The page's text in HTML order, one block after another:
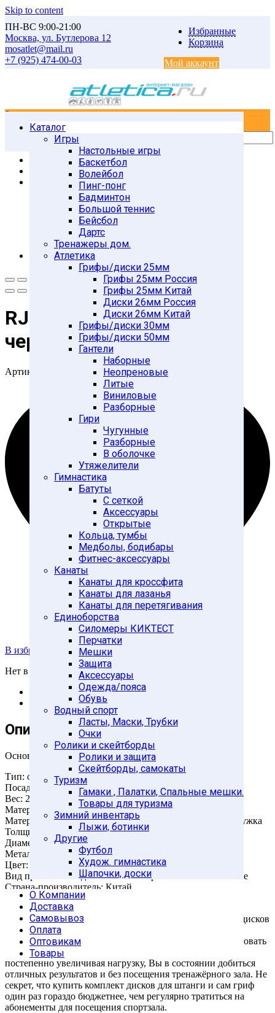
Skip to content
ПН-ВС 9:00-21:00
Москва, ул. Бутлерова 12
mosatlet@mail.ru
+7 (925) 474-00-03
Избранные
Корзина
Мой аккаунт
0
Каталог
Игры
Настольные игры
Баскетбол
Волейбол
Пинг-понг
Бадминтон
Большой теннис
Бейсбол
Дартс
Тренажеры дом.
Атлетика
Грифы/диски 25мм
Грифы 25мм Россия
Грифы 25мм Китай
Диски 26мм Россия
Диски 26мм Китай
Грифы/диски 30мм
Грифы/диски 50мм
Гантели
Наборные
Неопреновые
Литые
Виниловые
Разборные
Гири
Чугунные
Разборные
В оболочке
Утяжелители
Гимнастика
Батуты
С сеткой
Аксессуары
Открытые
Кольца, тумбы
Медболы, бодибары
Фитнес-аксессуары
Канаты
Канаты для кроссфита
Канаты для лазанья
Канаты для перетягивания
Единоборства
Силомеры КИКТЕСТ
Перчатки
Мешки
Защита
Аксессуары
Одежда/пояса
Обувь
Водный спорт
Ласты, Маски, Трубки
Очки
Ролики и скейтборды
Ролики и защита
Скейтборды, самокаты
Туризм
Гамаки , Палатки, Спальные мешки.
Товары для туризма
Зимний инвентарь
Лыжи, ботинки
Другие
Футбол
Худож. гимнастика
Шапочки, доски
О Компании
Доставка
Самовывоз
Оплата
Оптовикам
Товары
Главная
Товары
Грифы и диски 50мм
Диски d-51мм Китай
RJ1034 диск обрезин. черный d-50mm 2,5кг
RJ1034 диск обрезин.
черный d-50mm 2,5кг
Артикул:
В избранное
Нет в наличии
Описание
Отзывы (0)
Описание
Основные характеристики
Тип: обрезиненный
Посадочный диаметр: 51мм
Вес: 2,5кг
Материал внешний: вулканизированный каучук
Материал внутренний: прессованная металлическая стружка
Толщина диска: 24мм
Диаметр диска: 193мм
Металлическая втулка: нет
Цвет: черный
Вид применения: домашнее/коммерческое использование
Страна-производитель: Китай
Самым известным снарядом для силовых тренировок
являются штанги и наборные гантели. За счёт съёмных дисков
разного размера и массы Вы можете оптимизировать
собственную программу тренировки или с успехом следовать
той, что разработал тренер. Меняя “блины” на штанге и
постепенно увеличивая нагрузку, Вы в состоянии добиться
отличных результатов и без посещения тренажёрного зала. Не
секрет, что купить комплект дисков для штанги и сам гриф
один раз гораздо бюджетнее, чем регулярно тратиться на
абонементы для посещения спортзала.